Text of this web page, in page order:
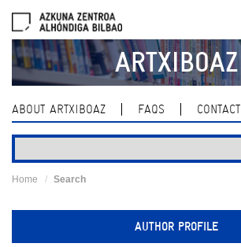
navigation
ARTXIBOAZ
ABOUT ARTXIBOAZ FAQS CONTACT
Home Search
AUTHOR PROFILE